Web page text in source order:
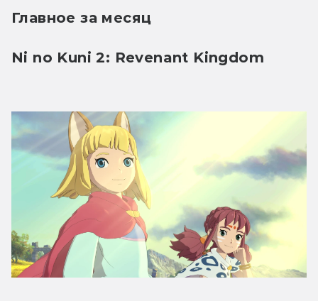
Главное за месяц
Ni no Kuni 2: Revenant Kingdom